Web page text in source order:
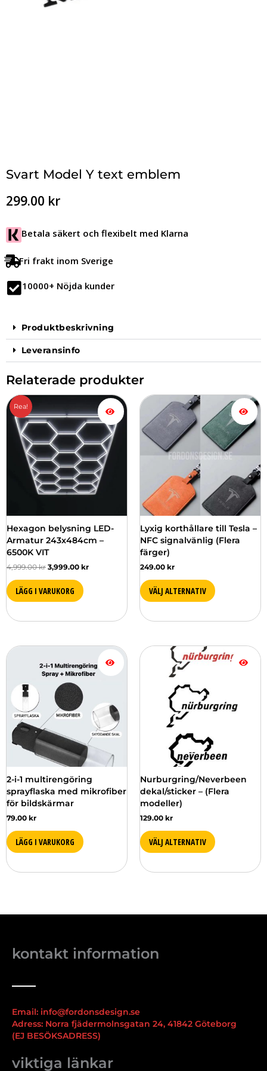
Svart Model Y text emblem
299.00 kr
Betala säkert och flexibelt med Klarna
Fri frakt inom Sverige
10000+ Nöjda kunder
Produktbeskrivning
Leveransinfo
Relaterade produkter
Rea!
Hexagon belysning LED-
Armatur 243x484cm –
6500K VIT
4,999.00kr
ursprungliga
priset
var:
4,999.00 kr.
3,999.00 kr
nuvarande
priset
3,999.00 kr.
LÄGG I VARUKORG
Lyxig korthållare till Tesla –
NFC signalvänlig (Flera
färger)
249.00 kr
VÄLJ ALTERNATIV
Den
produkten
har
flera
varianter.
olika
alternativen
kan
på
produktsidan
2-i-1 multirengöring
sprayflaska med mikrofiber
för bildskärmar
79.00 kr
LÄGG I VARUKORG
Nurburgring/Neverbeen
dekal/sticker – (Flera
modeller)
129.00 kr
VÄLJ ALTERNATIV
Den
produkten
varianter.
alternativen
på
produktsidan
kontakt information
Email: info@fordonsdesign.se
Adress: Norra fjädermolnsgatan 24, 41842 Göteborg
(EJ BESÖKSADRESS)
viktiga länkar